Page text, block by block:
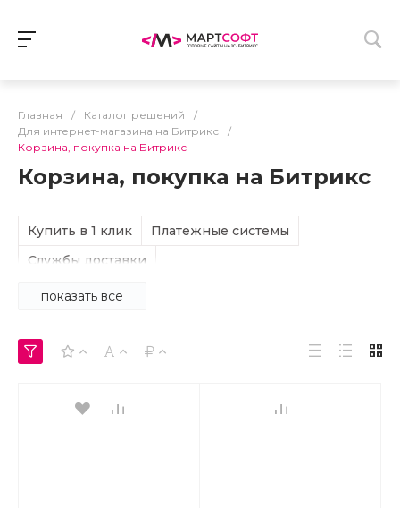
Главная / Каталог решений
/
Для интернет-магазина на Битрикс
/
Корзина, покупка на Битрикс
Корзина, покупка на Битрикс
Купить в 1 клик
Платежные системы
Службы доставки
показать все